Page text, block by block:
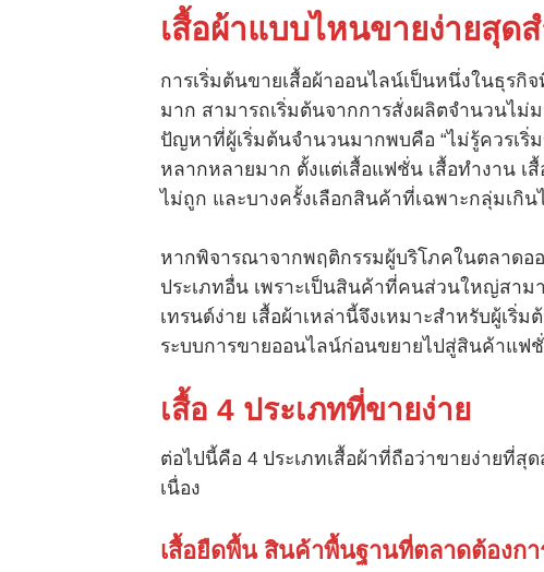
เสื้อผ้าแบบไหนขายง่ายสุด
การเริ่มต้นขายเสื้อผ้าออนไลน์เป็นหนึ่งในธุร
มาก สามารถเริ่มต้นจากการสั่งผลิตจำนวนไม่
ปัญหาที่ผู้เริ่มต้นจำนวนมากพบคือ “ไม่รู้ควรเริ่
หลากหลายมาก ตั้งแต่เสื้อแฟชั่น เสื้อทำงาน เ
ไม่ถูก และบางครั้งเลือกสินค้าที่เฉพาะกลุ่มเกิ
หากพิจารณาจากพฤติกรรมผู้บริโภคในตลาดอ
ประเภทอื่น เพราะเป็นสินค้าที่คนส่วนใหญ่สาม
เทรนด์ง่าย เสื้อผ้าเหล่านี้จึงเหมาะสำหรับผู้เริ่
ระบบการขายออนไลน์ก่อนขยายไปสู่สินค้าแ
เสื้อ 4 ประเภทที่ขายง่าย
ต่อไปนี้คือ 4 ประเภทเสื้อผ้าที่ถือว่าขายง่ายที่สุ
เนื่อง
เสื้อยืดพื้น สินค้าพื้นฐานที่ตลาดต้องกา